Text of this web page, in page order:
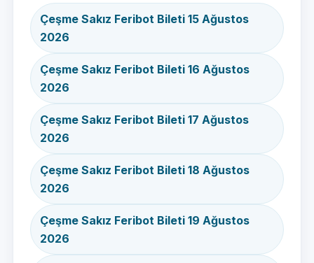
Çeşme Sakız Feribot Bileti 15 Ağustos
2026
Çeşme Sakız Feribot Bileti 16 Ağustos
2026
Çeşme Sakız Feribot Bileti 17 Ağustos
2026
Çeşme Sakız Feribot Bileti 18 Ağustos
2026
Çeşme Sakız Feribot Bileti 19 Ağustos
2026